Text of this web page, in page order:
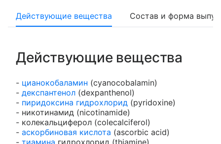
Действующие вещества Состав и форма
Действующие вещества
- цианокобаламин (cyanocobalamin)
- декспантенол (dexpanthenol)
- пиридоксина гидрохлорид (pyridoxine)
- никотинамид (nicotinamide)
- колекальциферол (colecalciferol)
- аскорбиновая кислота (ascorbic acid)
- тиамина гидрохлорид (thiamine)